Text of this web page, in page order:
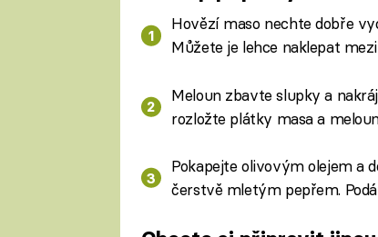
Hovězí maso nechte dobře
Můžete je lehce naklepat
Meloun zbavte slupky a
rozložte plátky masa a
Pokapejte olivovým olejem a
čerstvě mletým pepřem.